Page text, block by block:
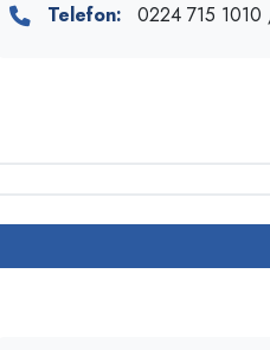
Telefon: 0224 715 1010